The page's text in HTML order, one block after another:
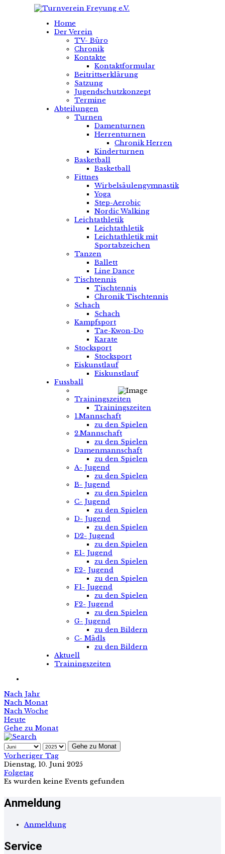
Home
Der Verein
TV- Büro
Chronik
Kontakte
Kontaktformular
Beitrittserklärung
Satzung
Jugendschutzkonzept
Termine
Abteilungen
Turnen
Damenturnen
Herrenturnen
Chronik Herren
Kinderturnen
Basketball
Basketball
Fittnes
Wirbelsäulengymnastik
Yoga
Step-Aerobic
Nordic Walking
Leichtathletik
Leichtathletik
Leichtathletik mit
Sportabzeichen
Tanzen
Ballett
Line Dance
Tischtennis
Tischtennis
Chronik Tischtennis
Schach
Schach
Kampfsport
Tae-Kwon-Do
Karate
Stocksport
Stocksport
Eiskunstlauf
Eiskunstlauf
Fussball
Trainingszeiten
Trainingszeiten
1.Mannschaft
zu den Spielen
2.Mannschaft
zu den Spielen
Damenmannschaft
zu den Spielen
A- Jugend
zu den Spielen
B- Jugend
zu den Spielen
C- Jugend
zu den Spielen
D- Jugend
zu den Spielen
D2- Jugend
zu den Spielen
E1- Jugend
zu den Spielen
E2- Jugend
zu den Spielen
F1- Jugend
zu den Spielen
F2- Jugend
zu den Spielen
G- Jugend
zu den Bildern
C- Mädls
zu den Bildern
Aktuell
Trainingszeiten
Nach Jahr
Nach Monat
Nach Woche
Heute
Gehe zu Monat
Gehe zu Monat
Vorheriger Tag
Dienstag, 10. Juni 2025
Folgetag
Es wurden keine Events gefunden
Anmeldung
Anmeldung
Service